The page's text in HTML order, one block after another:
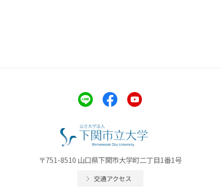
〒751-8510 山口県下関市大学町二丁目1番1号
交通アクセス